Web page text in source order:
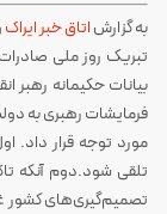
به گزارشاتاق خبر ایراک
تبریک روز ملی
فرمایشات رهبری به
مورد توجه قرار
تلقی شود.دوم آنکه
تصمیم‌گیری‌های کشور